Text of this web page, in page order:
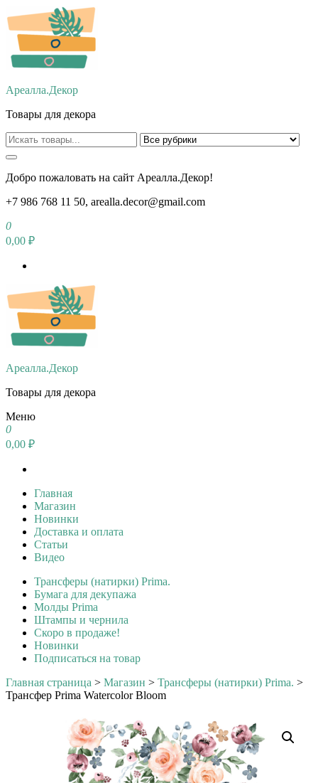
Перейти
к
содержимому
Ареалла.Декор
Товары для декора
Добро пожаловать на сайт Ареалла.Декор!
+7 986 768 11 50, arealla.decor@gmail.com
0
0,00 ₽
Ареалла.Декор
Товары для декора
Меню
0
0,00 ₽
Главная
Магазин
Новинки
Доставка и оплата
Статьи
Видео
Трансферы (натирки) Prima.
Бумага для декупажа
Молды Prima
Штампы и чернила
Скоро в продаже!
Новинки
Подписаться на товар
Главная страница > Магазин > Трансферы (натирки) Prima. >
Трансфер Prima Watercolor Bloom